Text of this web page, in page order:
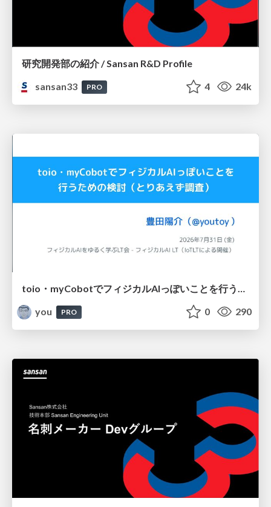
研究開発部の紹介 / Sansan R&D Profile
sansan33
PRO 4 24k
toio・myCobotでフィジカルAIっぽいことを行うための検討（とりあえず調査） / フィジカルAI LT（IoTLTによる開催）
you
PRO 0 290